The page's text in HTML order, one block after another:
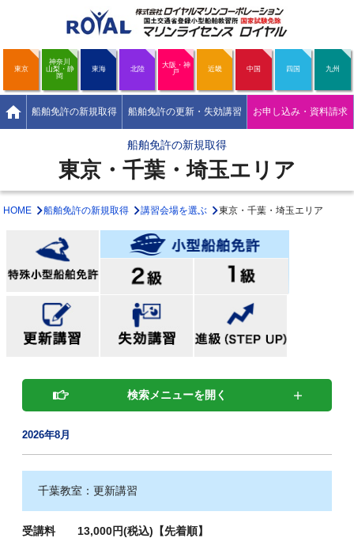
東京
神奈川
山梨・静
岡
東海 北陸
大阪・神
戸
近畿 中国 四国 九州
home 船舶免許の新規取得 船舶免許の更新・失効講習 お申し込み・資料請求
船舶免許の新規取得
東京・千葉・埼玉エリア
HOME 船舶免許の新規取得 講習会場を選ぶ 東京・千葉・埼玉エリア
検索メニューを開く
2026年8月
千葉教室：更新講習
受講料
13,000円(税込)【先着順】